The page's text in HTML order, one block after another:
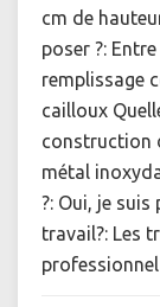
cm de
poser ?:
remplissage
cailloux
construction
métal
?: Oui, je
travail?: Les